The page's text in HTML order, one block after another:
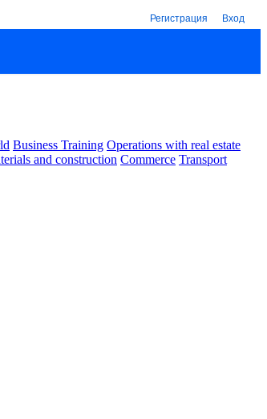
Регистрация Вход
Business Training Operations with real estate
and construction Commerce Transport